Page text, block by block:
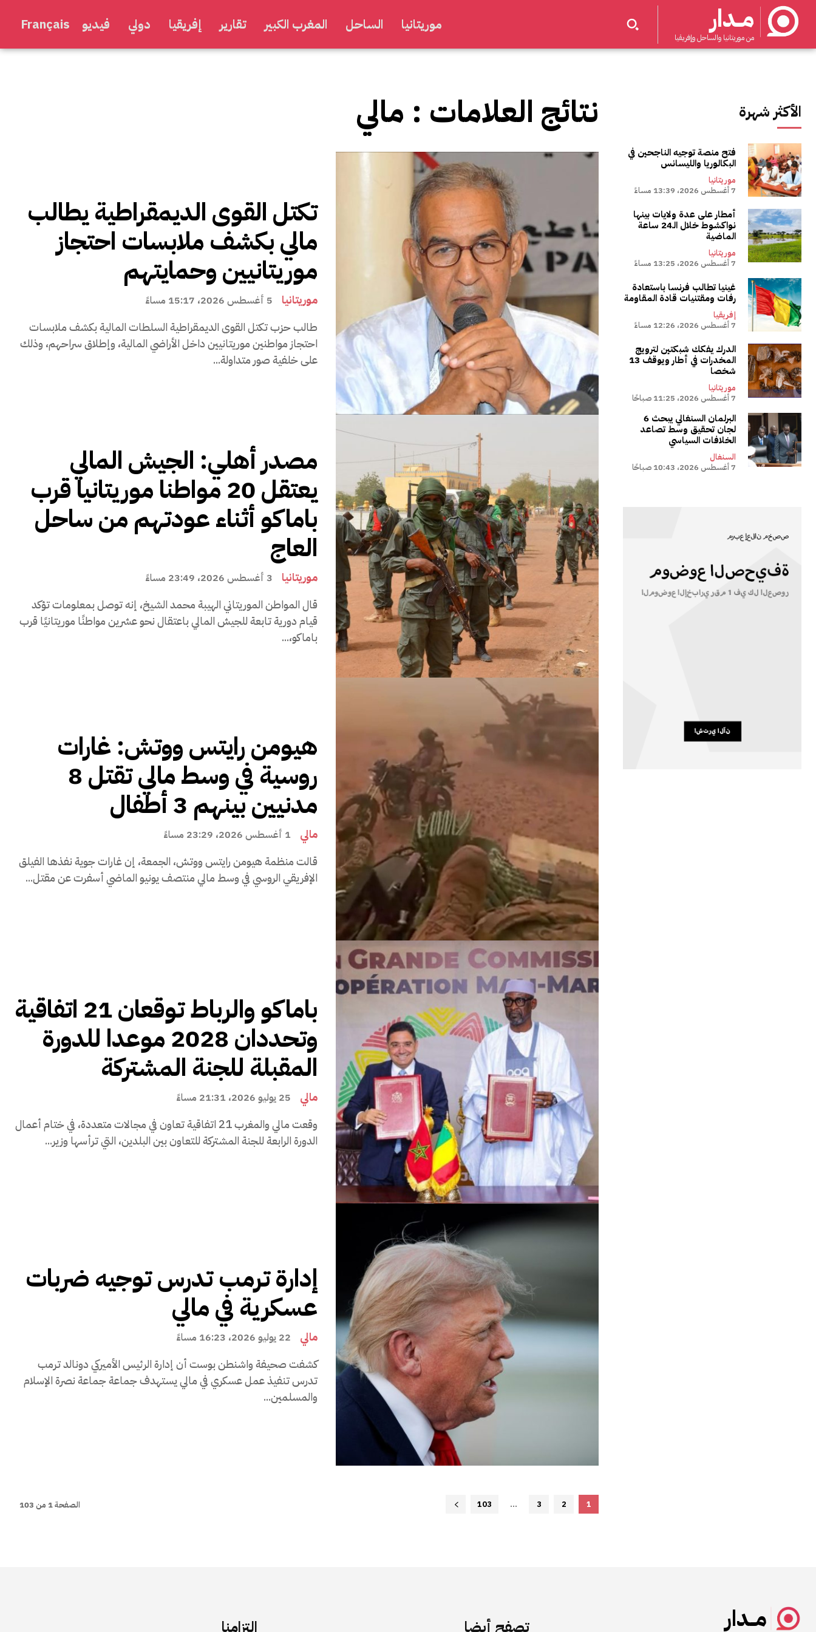
مــدار
من موريتانيا والساحل وإفريقيا
موريتانيا الساحل المغرب الكبير تقارير إفريقيا دولي فيديو Français
نتائج العلامات : مالي
تكتل القوى الديمقراطية يطالب
مالي بكشف ملابسات احتجاز
موريتانيين وحمايتهم
موريتانيا 5 أغسطس 2026، 15:17 مساءً
طالب حزب تكتل القوى الديمقراطية السلطات المالية بكشف ملابسات
احتجاز مواطنين موريتانيين داخل الأراضي المالية، وإطلاق سراحهم، وذلك
على خلفية صور متداولة...
مصدر أهلي: الجيش المالي
يعتقل 20 مواطنا موريتانيا قرب
باماكو أثناء عودتهم من ساحل
العاج
موريتانيا 3 أغسطس 2026، 23:49 مساءً
قال المواطن الموريتاني الهيبة محمد الشيخ، إنه توصل بمعلومات تؤكد
قيام دورية تابعة للجيش المالي باعتقال نحو عشرين مواطنًا موريتانيًا قرب
باماكو،...
هيومن رايتس ووتش: غارات
روسية في وسط مالي تقتل 8
مدنيين بينهم 3 أطفال
مالي 1 أغسطس 2026، 23:29 مساءً
قالت منظمة هيومن رايتس ووتش، الجمعة، إن غارات جوية نفذها الفيلق
الإفريقي الروسي في وسط مالي منتصف يونيو الماضي أسفرت عن مقتل...
باماكو والرباط توقعان 21 اتفاقية
وتحددان 2028 موعدا للدورة
المقبلة للجنة المشتركة
مالي 25 يوليو 2026، 21:31 مساءً
وقعت مالي والمغرب 21 اتفاقية تعاون في مجالات متعددة، في ختام أعمال
الدورة الرابعة للجنة المشتركة للتعاون بين البلدين، التي ترأسها وزير...
إدارة ترمب تدرس توجيه ضربات
عسكرية في مالي
مالي 22 يوليو 2026، 16:23 مساءً
كشفت صحيفة واشنطن بوست أن إدارة الرئيس الأميركي دونالد ترمب
تدرس تنفيذ عمل عسكري في مالي يستهدف جماعة جماعة نصرة الإسلام
والمسلمين...
1
2
3
...
103 الصفحة 1 من 103
الأكثر شهرة
فتح منصة توجيه الناجحين في
البكالوريا والليسانس
موريتانيا
7 أغسطس 2026، 13:39 مساءً
أمطار على عدة ولايات بينها
نواكشوط خلال الـ24 ساعة
الماضية
موريتانيا
7 أغسطس 2026، 13:25 مساءً
غينيا تطالب فرنسا باستعادة
رفات ومقتنيات قادة المقاومة
إفريقيا
7 أغسطس 2026، 12:26 مساءً
الدرك يفكك شبكتين لترويج
المخدرات في أطار ويوقف 13
شخصا
موريتانيا
7 أغسطس 2026، 11:25 صباحًا
البرلمان السنغالي يبحث 6
لجان تحقيق وسط تصاعد
الخلافات السياسي
السنغال
7 أغسطس 2026، 10:43 صباحًا
التزامنا تصفح أيضا مــدار